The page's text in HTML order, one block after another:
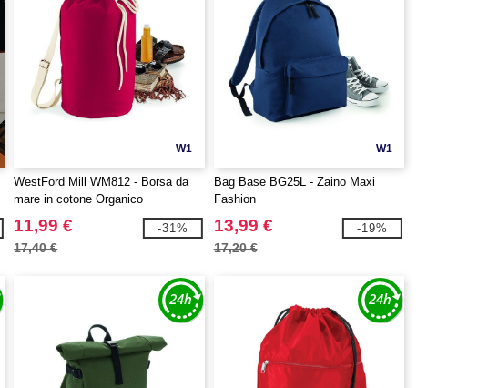
W1
WestFord Mill WM812 - Borsa da
mare in cotone Organico
11,99 €
17,40 €
-31%
W1
Bag Base BG25L - Zaino Maxi
Fashion
13,99 €
17,20 €
-19%